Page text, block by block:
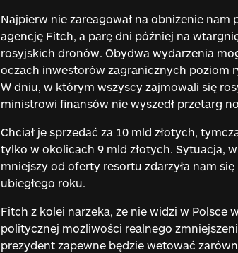
Najpierw nie zareagował na obniżenie
agencję Fitch, a parę dni później na
rosyjskich dronów. Obydwa wydarzenia
oczach inwestorów zagranicznych poziom
W dniu, w którym wszyscy zajmowali się
ministrowi finansów nie wyszedł przetarg
Chciał je sprzedać za 10 mld złotych,
tylko w okolicach 9 mld złotych. Sytuacja,
mniejszy od oferty resortu zdarzyła nam
ubiegłego roku.
Fitch z kolei narzeka, że nie widzi w Polsce
politycznej możliwości realnego
prezydent zapewne będzie wetować